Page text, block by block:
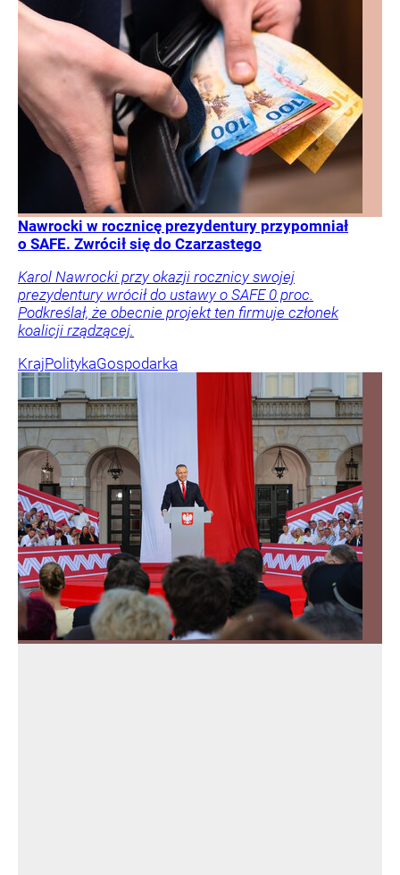
Nawrocki w rocznicę prezydentury przypomniał
o SAFE. Zwrócił się do Czarzastego
Karol Nawrocki przy okazji rocznicy swojej
prezydentury wrócił do ustawy o SAFE 0 proc.
Podkreślał, że obecnie projekt ten firmuje członek
koalicji rządzącej.
KrajPolitykaGospodarka